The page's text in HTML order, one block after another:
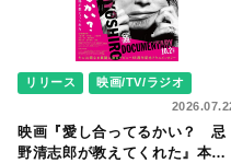
リリース
映画/TV/ラジオ
映画『愛し合ってるかい？ 忌
野清志郎が教えてくれた』本予